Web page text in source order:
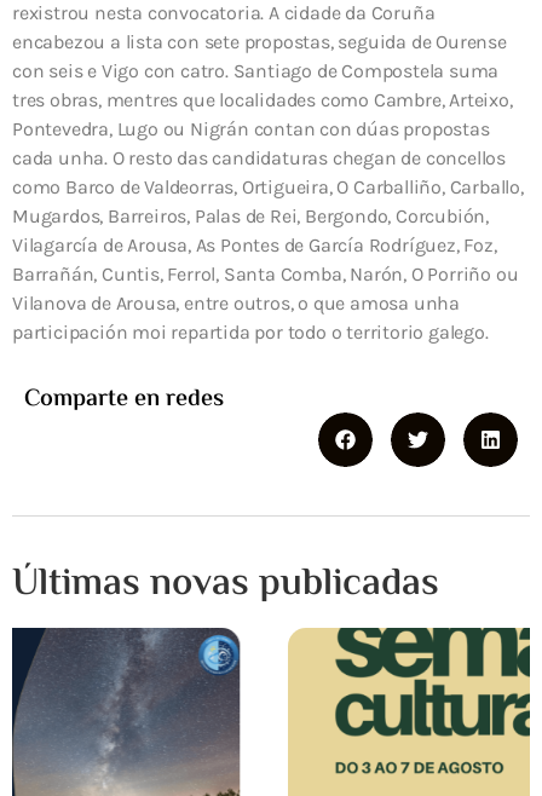
rexistrou nesta convocatoria. A cidade da Coruña
encabezou a lista con sete propostas, seguida de Ourense
con seis e Vigo con catro. Santiago de Compostela suma
tres obras, mentres que localidades como Cambre, Arteixo,
Pontevedra, Lugo ou Nigrán contan con dúas propostas
cada unha. O resto das candidaturas chegan de concellos
como Barco de Valdeorras, Ortigueira, O Carballiño, Carballo,
Mugardos, Barreiros, Palas de Rei, Bergondo, Corcubión,
Vilagarcía de Arousa, As Pontes de García Rodríguez, Foz,
Barrañán, Cuntis, Ferrol, Santa Comba, Narón, O Porriño ou
Vilanova de Arousa, entre outros, o que amosa unha
participación moi repartida por todo o territorio galego.
Comparte en redes
Últimas novas publicadas